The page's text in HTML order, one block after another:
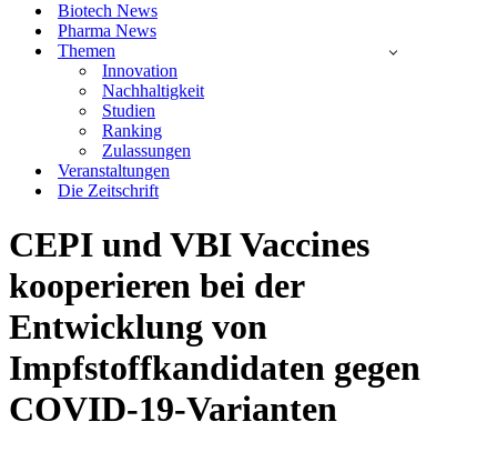
Biotech News
Pharma News
Themen
Innovation
Nachhaltigkeit
Studien
Ranking
Zulassungen
Veranstaltungen
Die Zeitschrift
CEPI und VBI Vaccines
kooperieren bei der
Entwicklung von
Impfstoffkandidaten gegen
COVID-19-Varianten